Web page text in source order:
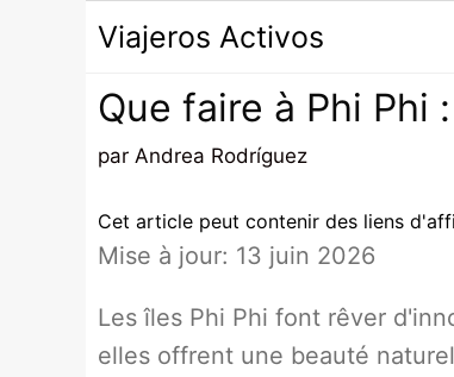
Viajeros Activos
Que faire à Phi Phi
par Andrea Rodríguez
Cet article peut contenir des liens
Mise à jour: 13 juin 2026
Les îles Phi Phi font rêver
elles offrent une beauté